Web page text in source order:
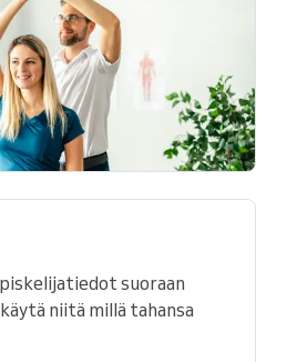
suoraan
niitä millä tahansa